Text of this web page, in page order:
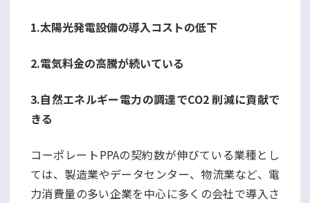
1.太陽光発電設備の導入コストの低下
2.電気料金の高騰が続いている
3.自然エネルギー電力の調達でCO2 削減に貢献で
きる
コーポレートPPAの契約数が伸びている業種とし
ては、製造業やデータセンター、物流業など、電
力消費量の多い企業を中心に多くの会社で導入さ